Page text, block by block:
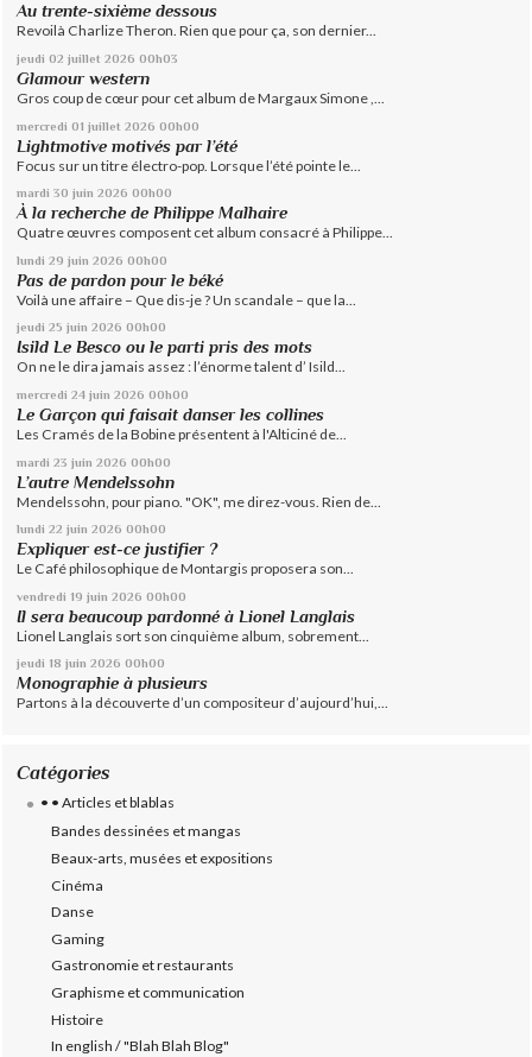
Au trente-sixième dessous
Revoilà Charlize Theron. Rien que pour ça, son dernier...
jeudi 02 juillet 2026 00h03
Glamour western
Gros coup de cœur pour cet album de Margaux Simone ,...
mercredi 01 juillet 2026 00h00
Lightmotive motivés par l’été
Focus sur un titre électro-pop. Lorsque l’été pointe le...
mardi 30 juin 2026 00h00
À la recherche de Philippe Malhaire
Quatre œuvres composent cet album consacré à Philippe...
lundi 29 juin 2026 00h00
Pas de pardon pour le béké
Voilà une affaire – Que dis-je ? Un scandale – que la...
jeudi 25 juin 2026 00h00
Isild Le Besco ou le parti pris des mots
On ne le dira jamais assez : l’énorme talent d’ Isild...
mercredi 24 juin 2026 00h00
Le Garçon qui faisait danser les collines
Les Cramés de la Bobine présentent à l'Alticiné de...
mardi 23 juin 2026 00h00
L’autre Mendelssohn
Mendelssohn, pour piano. "OK", me direz-vous. Rien de...
lundi 22 juin 2026 00h00
Expliquer est-ce justifier ?
Le Café philosophique de Montargis proposera son...
vendredi 19 juin 2026 00h00
Il sera beaucoup pardonné à Lionel Langlais
Lionel Langlais sort son cinquième album, sobrement...
jeudi 18 juin 2026 00h00
Monographie à plusieurs
Partons à la découverte d’un compositeur d’aujourd’hui,...
Catégories
• • Articles et blablas
Bandes dessinées et mangas
Beaux-arts, musées et expositions
Cinéma
Danse
Gaming
Gastronomie et restaurants
Graphisme et communication
Histoire
In english / "Blah Blah Blog"